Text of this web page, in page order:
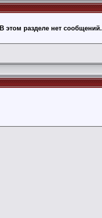
В этом разделе нет сообщений.